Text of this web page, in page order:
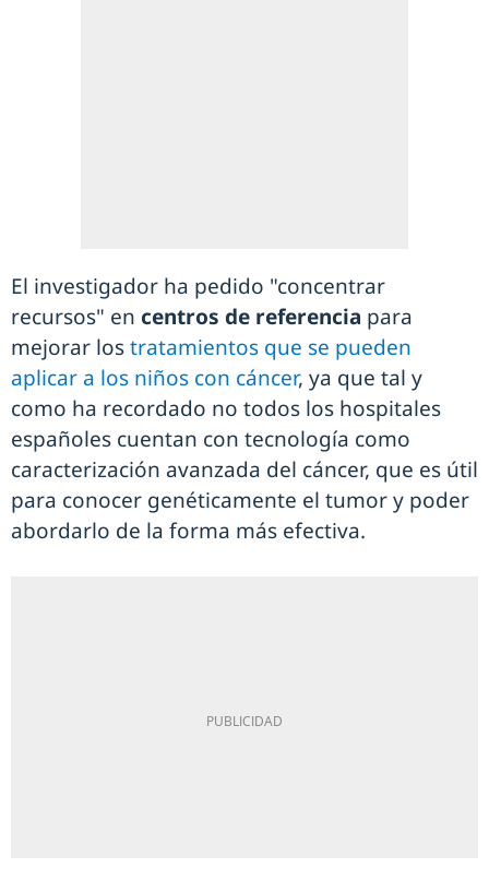
El investigador ha pedido "concentrar
recursos" en centros de referencia para
mejorar lostratamientos que se pueden
aplicar a los niños con cáncer, ya que tal y
como ha recordado no todos los hospitales
españoles cuentan con tecnología como
caracterización avanzada del cáncer, que es útil
para conocer genéticamente el tumor y poder
abordarlo de la forma más efectiva.